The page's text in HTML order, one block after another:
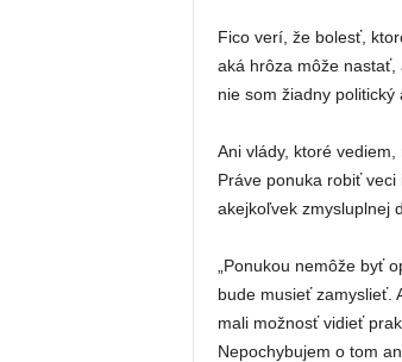
Fico verí, že bolesť,
aká hrôza môže nastať,
nie som žiadny politický
Ani vlády, ktoré
Práve ponuka robiť
akejkoľvek zmysluplnej
„Ponukou nemôže byť
bude musieť zamyslieť.
mali možnosť vidieť
Nepochybujem o tom